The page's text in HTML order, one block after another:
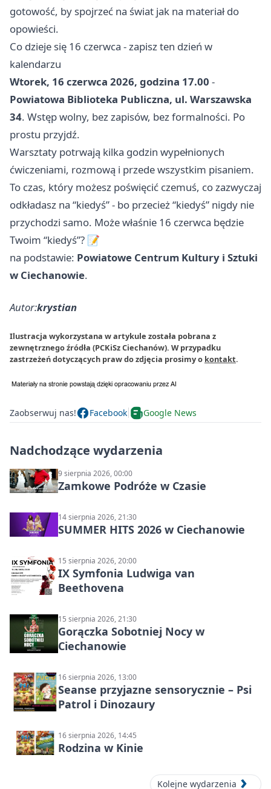
gotowość, by spojrzeć na świat jak na materiał do
opowieści.
Co dzieje się 16 czerwca - zapisz ten dzień w
kalendarzu
Wtorek, 16 czerwca 2026, godzina 17.00 -
Powiatowa Biblioteka Publiczna, ul. Warszawska
34. Wstęp wolny, bez zapisów, bez formalności. Po
prostu przyjdź.
Warsztaty potrwają kilka godzin wypełnionych
ćwiczeniami, rozmową i przede wszystkim pisaniem.
To czas, który możesz poświęcić czemuś, co zazwyczaj
odkładasz na “kiedyś” - bo przecież “kiedyś” nigdy nie
przychodzi samo. Może właśnie 16 czerwca będzie
Twoim “kiedyś”? 📝
na podstawie: Powiatowe Centrum Kultury i Sztuki
w Ciechanowie.
Autor:krystian
Ilustracja wykorzystana w artykule została pobrana z
zewnętrznego źródła (PCKiSz Ciechanów). W przypadku
zastrzeżeń dotyczących praw do zdjęcia prosimy o kontakt.
Zaobserwuj nas! Facebook Google News
Nadchodzące wydarzenia
9 sierpnia 2026, 00:00
Zamkowe Podróże w Czasie
14 sierpnia 2026, 21:30
SUMMER HITS 2026 w Ciechanowie
15 sierpnia 2026, 20:00
IX Symfonia Ludwiga van
Beethovena
15 sierpnia 2026, 21:30
Gorączka Sobotniej Nocy w
Ciechanowie
16 sierpnia 2026, 13:00
Seanse przyjazne sensorycznie – Psi
Patrol i Dinozaury
16 sierpnia 2026, 14:45
Rodzina w Kinie
Kolejne wydarzenia